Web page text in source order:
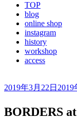
TOP
blog
online shop
instagram
history
workshop
access
投
日:
2019年3月22日 2019
BORDERS